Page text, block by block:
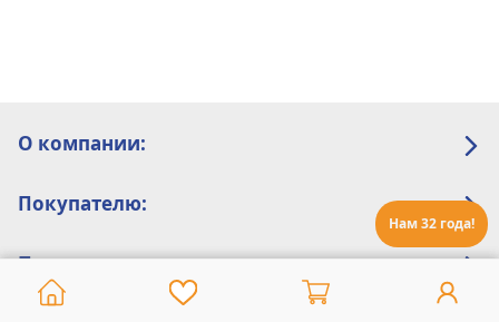
Нам 32 года!
О компании:
Покупателю:
Помощь: